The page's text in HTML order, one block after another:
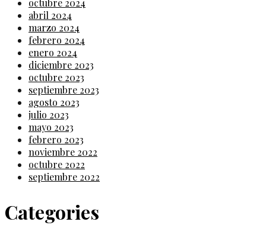
octubre 2024
abril 2024
marzo 2024
febrero 2024
enero 2024
diciembre 2023
octubre 2023
septiembre 2023
agosto 2023
julio 2023
mayo 2023
febrero 2023
noviembre 2022
octubre 2022
septiembre 2022
Categories